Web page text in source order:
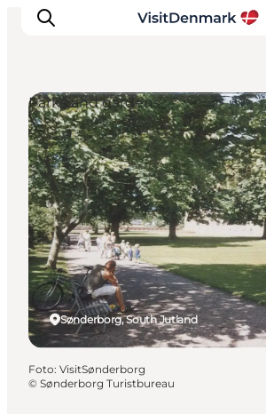
Inspiratie
Bestemmingen
Wat te doen
Accommodaties
Plan je reis
Sønderborg, South Jutland
Parks and gardens
Foto: VisitSønderborg
© Sønderborg Turistbureau